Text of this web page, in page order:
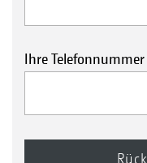
Ihre Telefonnummer